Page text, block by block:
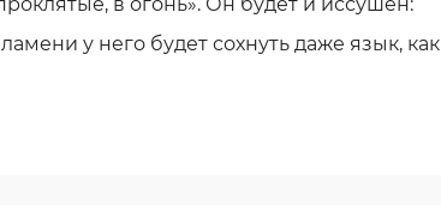
у него будет сохнуть даже язык, как